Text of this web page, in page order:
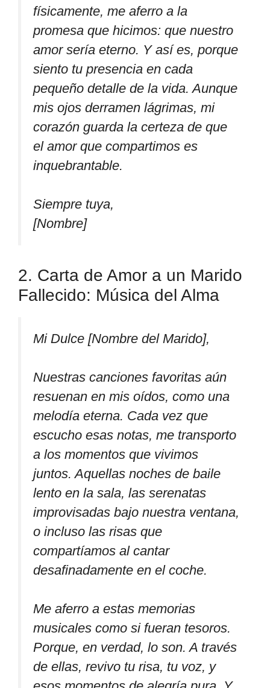
físicamente, me aferro a la
promesa que hicimos: que nuestro
amor sería eterno. Y así es, porque
siento tu presencia en cada
pequeño detalle de la vida. Aunque
mis ojos derramen lágrimas, mi
corazón guarda la certeza de que
el amor que compartimos es
inquebrantable.
Siempre tuya,
[Nombre]
2. Carta de Amor a un Marido
Fallecido: Música del Alma
Mi Dulce [Nombre del Marido],
Nuestras canciones favoritas aún
resuenan en mis oídos, como una
melodía eterna. Cada vez que
escucho esas notas, me transporto
a los momentos que vivimos
juntos. Aquellas noches de baile
lento en la sala, las serenatas
improvisadas bajo nuestra ventana,
o incluso las risas que
compartíamos al cantar
desafinadamente en el coche.
Me aferro a estas memorias
musicales como si fueran tesoros.
Porque, en verdad, lo son. A través
de ellas, revivo tu risa, tu voz, y